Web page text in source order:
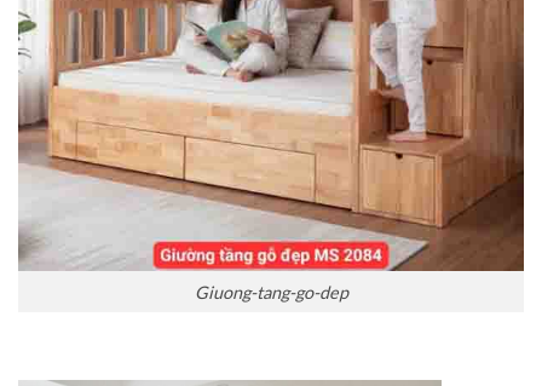
Giuong-tang-go-dep